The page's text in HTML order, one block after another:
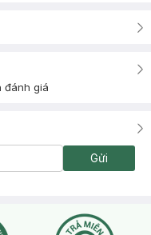
đánh giá
Gửi